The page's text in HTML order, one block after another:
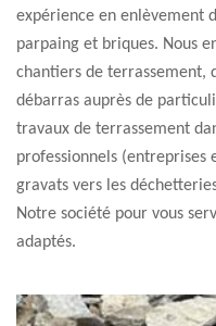
expérience en enlèvement
parpaing et briques. Nous
chantiers de terrassement,
débarras auprès de
travaux de terrassement
professionnels (entreprises
gravats vers les
Notre société pour vous
adaptés.